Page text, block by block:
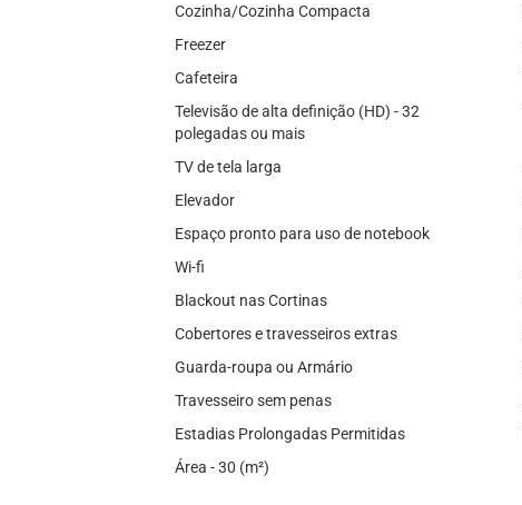
Cozinha/Cozinha Compacta
Freezer
Cafeteira
Televisão de alta definição (HD) - 32
polegadas ou mais
TV de tela larga
Elevador
Espaço pronto para uso de notebook
Wi-fi
Blackout nas Cortinas
Cobertores e travesseiros extras
Guarda-roupa ou Armário
Travesseiro sem penas
Estadias Prolongadas Permitidas
Área - 30 (m²)